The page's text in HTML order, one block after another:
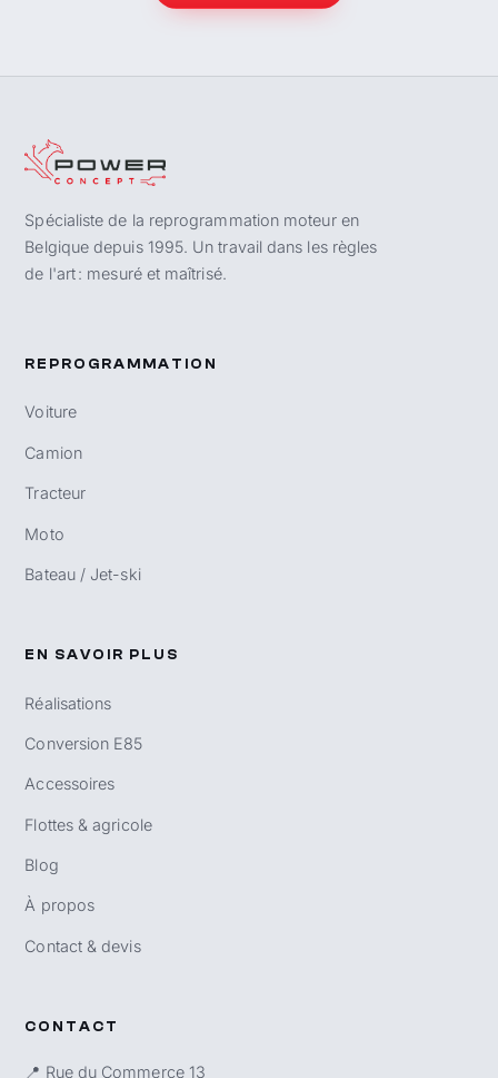
Spécialiste de la reprogrammation moteur en
Belgique depuis 1995. Un travail dans les règles
de l'art : mesuré et maîtrisé.
REPROGRAMMATION
Voiture
Camion
Tracteur
Moto
Bateau / Jet-ski
EN SAVOIR PLUS
Réalisations
Conversion E85
Accessoires
Flottes & agricole
Blog
À propos
Contact & devis
CONTACT
📍 Rue du Commerce 13